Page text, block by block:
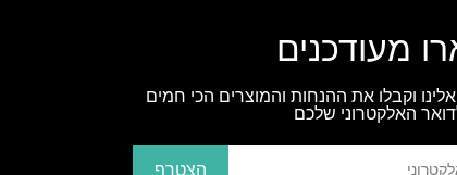
מעודכנים
וקבלו את ההנחות והמוצרים הכי חמים
האלקטרוני שלכם
הצטרף